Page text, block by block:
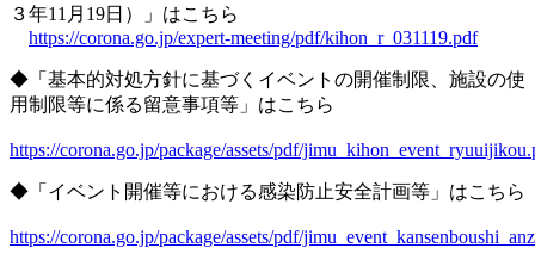
３年11月19日）」はこちら
https://corona.go.jp/expert-meeting/pdf/kihon_r_031119.pdf
◆「基本的対処方針に基づくイベントの開催制限、施設の使
用制限等に係る留意事項等」はこちら
https://corona.go.jp/package/assets/pdf/
◆「イベント開催等における感染防止安全計画等」はこちら
https://corona.go.jp/package/assets/pdf/